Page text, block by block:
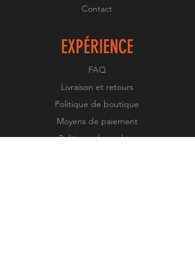
Contact
EXPÉRIENCE
FAQ
Livraison et retours
Politique de boutique
Moyens de paiement
Politique de cookies